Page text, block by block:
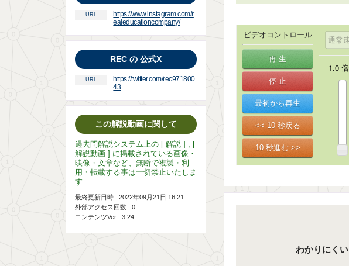
ビデオコントロール
わかりにくい
URL
https://www.instagram.com/r
ealeducationcompany/
REC の 公式X
URL
https://twitter.com/rec971800
43
この解説動画に関して
過去問解説システム上の [ 解説 ] , [
解説動画 ] に掲載されている画像・
映像・文章など、無断で複製・利
用・転載する事は一切禁止いたしま
す
最終更新日時 : 2022年09月21日 16:21
外部アクセス回数 : 0
コンテンツVer : 3.24